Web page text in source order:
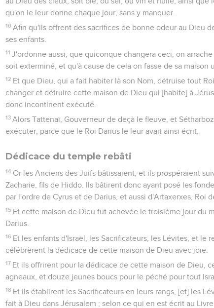
qu'on le leur donne chaque jour, sans y manquer.
10 Afin qu'ils offrent des sacrifices de bonne odeur au Dieu
ses enfants.
11 J'ordonne aussi, que quiconque changera ceci, on
soit exterminé, et qu'à cause de cela on fasse de sa maison
12 Et que Dieu, qui a fait habiter là son Nom, détruise tout
changer et détruire cette maison de Dieu qui [habite] à
donc incontinent exécuté.
13 Alors Tattenaï, Gouverneur de deçà le fleuve, et
exécuter, parce que le Roi Darius le leur avait ainsi écrit.
Dédicace du temple rebâti
14 Or les Anciens des Juifs bâtissaient, et ils prospéraient
Zacharie, fils de Hiddo. Ils bâtirent donc ayant posé les
par l'ordre de Cyrus et de Darius, et aussi d'Artaxerxes, Roi
15 Et cette maison de Dieu fut achevée le troisième jour du
Darius.
16 Et les enfants d'Israël, les Sacrificateurs, les Lévites, et le
célébrèrent la dédicace de cette maison de Dieu avec joie.
17 Et ils offrirent pour la dédicace de cette maison de Dieu,
agneaux, et douze jeunes boucs pour le péché pour tout
18 Et ils établirent les Sacrificateurs en leurs rangs, [et] les
fait à Dieu dans Jérusalem ; selon ce qui en est écrit au Livre